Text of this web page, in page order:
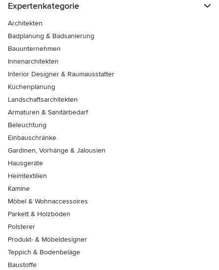
Expertenkategorie
Architekten
Badplanung & Badsanierung
Bauunternehmen
Innenarchitekten
Interior Designer & Raumausstatter
Küchenplanung
Landschaftsarchitekten
Armaturen & Sanitärbedarf
Beleuchtung
Einbauschränke
Gardinen, Vorhänge & Jalousien
Hausgeräte
Heimtextilien
Kamine
Möbel & Wohnaccessoires
Parkett & Holzböden
Polsterer
Produkt- & Möbeldesigner
Teppich & Bodenbeläge
Baustoffe